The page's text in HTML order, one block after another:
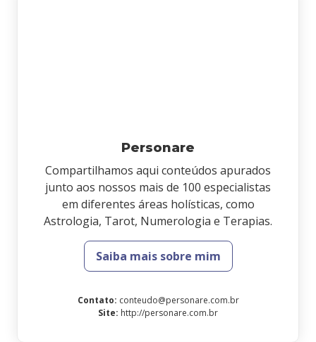
Personare
Compartilhamos aqui conteúdos apurados
junto aos nossos mais de 100 especialistas
em diferentes áreas holísticas, como
Astrologia, Tarot, Numerologia e Terapias.
Saiba mais sobre mim
Contato: conteudo@personare.com.br
Site: http://personare.com.br